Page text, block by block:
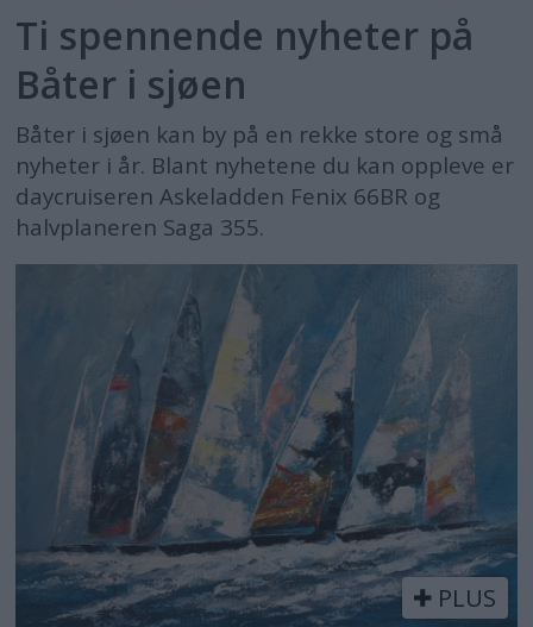
Ti spennende nyheter på
Båter i sjøen
Båter i sjøen kan by på en rekke store og små
nyheter i år. Blant nyhetene du kan oppleve er
daycruiseren Askeladden Fenix 66BR og
halvplaneren Saga 355.
PLUS